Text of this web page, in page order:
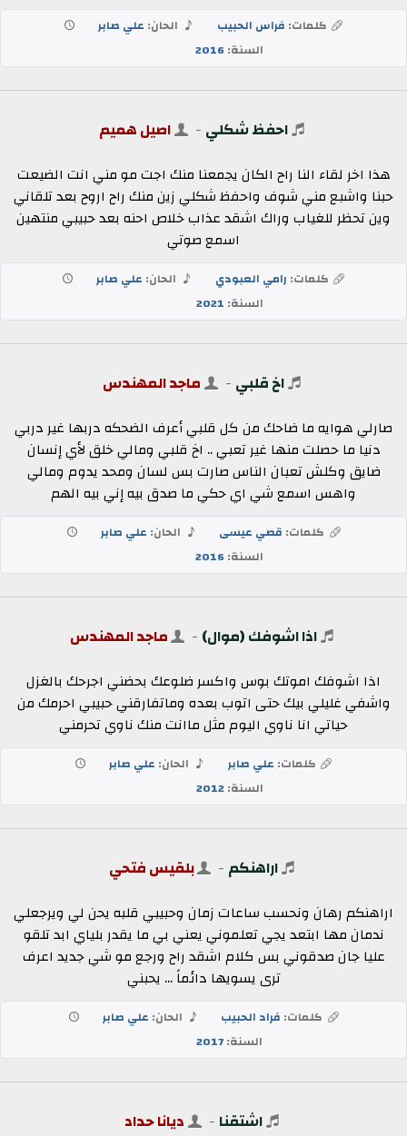
كلمات: فراس الحبيب الحان: علي صابر
السنة:2016
احفظ شكلي - اصيل هميم
هذا اخر لقاء النا راح الكان يجمعنا منك اجت مو مني انت الضيعت
حبنا واشبع مني شوف واحفظ شكلي زين منك راح اروح بعد تلقاني
وين تحظر للغياب وراك اشقد عذاب خلاص احنه بعد حبيبي منتهين
اسمع صوتي
كلمات: رامي العبودي الحان: علي صابر
السنة: 2021
اخ قلبي - ماجد المهندس
صارلي هوايه ما ضاحك من كل قلبي أعرف الضحكه دربها غير دربي
دنيا ما حصلت منها غير تعبي .. اخ قلبي ومالي خلق لأي إنسان
ضايق وكلش تعبان الناس صارت بس لسان ومحد يدوم ومالي
واهس اسمع شي اي حكي ما صدق بيه إني بيه الهم
كلمات: قصي عيسى الحان: علي صابر
السنة:2016
اذا اشوفك (موال) - ماجد المهندس
اذا اشوفك اموتك بوس واكسر ضلوعك بحضني اجرحك بالغزل
واشفي غليلي بيك حتى اتوب بعده وماتفارقني حبيبي احرمك من
حياتي انا ناوي اليوم مثل ماانت منك ناوي تحرمني
كلمات: علي صابر الحان: علي صابر
السنة:2012
اراهنكم - بلقيس فتحي
اراهنكم رهان ونحسب ساعات زمان وحبيبي قلبه يحن لي ويرجعلي
ندمان مها ابتعد يجي تعلموني يعني بي ما يقدر بلياي ابد تلقو
عليا جان صدقوني بس كلام اشقد راح ورجع مو شي جديد اعرف
ترى يسويها دائماً ... يحبني
كلمات: فراد الحبيب الحان: علي صابر
السنة:2017
اشتقنا - ديانا حداد